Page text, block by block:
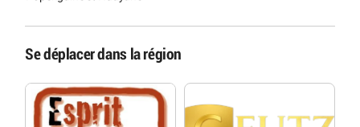
Se déplacer dans la région